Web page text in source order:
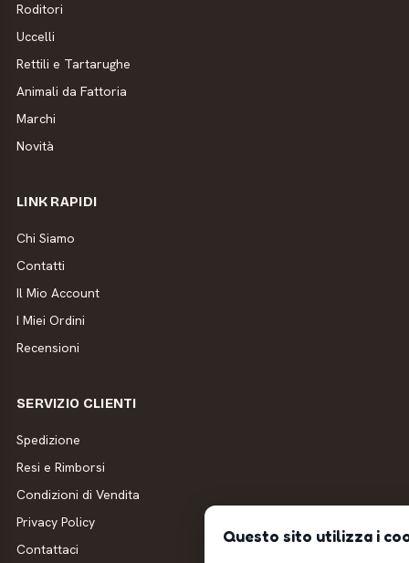
Roditori
Uccelli
Rettili e Tartarughe
Animali da Fattoria
Marchi
Novità
LINK RAPIDI
Chi Siamo
Contatti
Il Mio Account
I Miei Ordini
Recensioni
SERVIZIO CLIENTI
Spedizione
Resi e Rimborsi
Condizioni di Vendita
Privacy Policy
Contattaci
Questo sito utilizza i